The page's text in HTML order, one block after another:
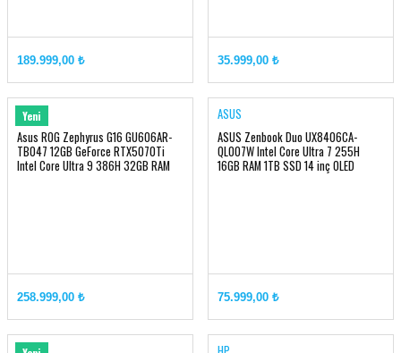
189.999,00 ₺ 35.999,00 ₺
Yeni
ASUS
Asus ROG Zephyrus G16 GU606AR-
TB047 12GB GeForce RTX5070Ti
Intel Core Ultra 9 386H 32GB RAM
258.999,00 ₺
ASUS
ASUS Zenbook Duo UX8406CA-
QL007W Intel Core Ultra 7 255H
16GB RAM 1TB SSD 14 inç OLED
75.999,00 ₺